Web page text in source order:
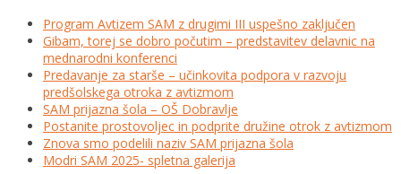
Program Avtizem SAM z drugimi III uspešno zaključen
Gibam, torej se dobro počutim – predstavitev delavnic na
mednarodni konferenci
Predavanje za starše – učinkovita podpora v razvoju
predšolskega otroka z avtizmom
SAM prijazna šola – OŠ Dobravlje
Postanite prostovoljec in podprite družine otrok z avtizmom
Znova smo podelili naziv SAM prijazna šola
Modri SAM 2025- spletna galerija